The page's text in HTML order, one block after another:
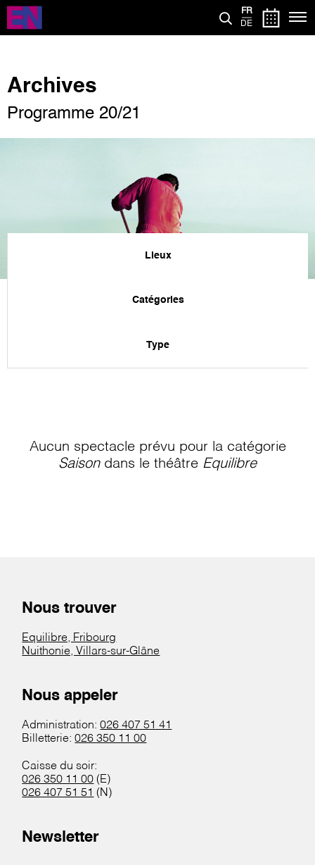
Aller
contenu
FR
DE
Archives
Programme 20/21
Lieux
Catégories
Type
Aucun spectacle prévu pour la catégorie
Saisondans le théâtre Equilibre
Nous trouver
Equilibre, Fribourg
Nuithonie, Villars-sur-Glâne
Nous appeler
Administration:026 407 51 41
Billetterie:026 350 11 00
Caisse du soir:
026 350 11 00 (E)
026 407 51 51 (N)
Newsletter